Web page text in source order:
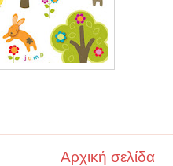
Αρχική σελίδα